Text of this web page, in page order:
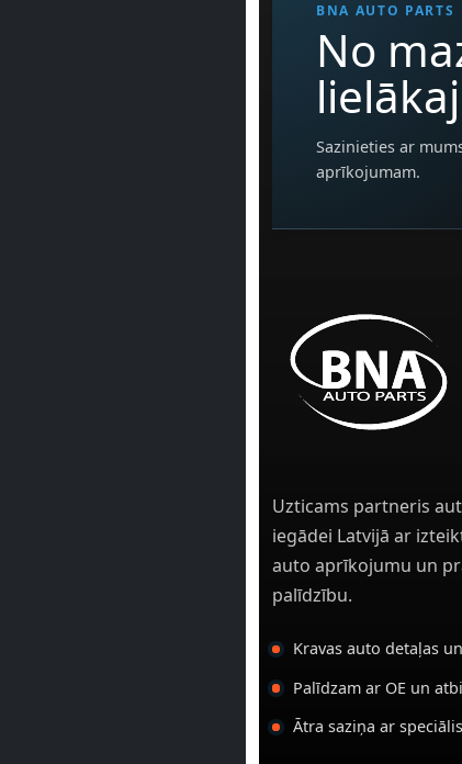
BNA AUTO PARTS
No
Sazinieties ar
aprīkojumam.
Uzticams partneris
iegādei Latvijā ar
auto aprīkojumu un
palīdzību.
Kravas auto detaļas
Palīdzam ar OE un
Ātra saziņa ar